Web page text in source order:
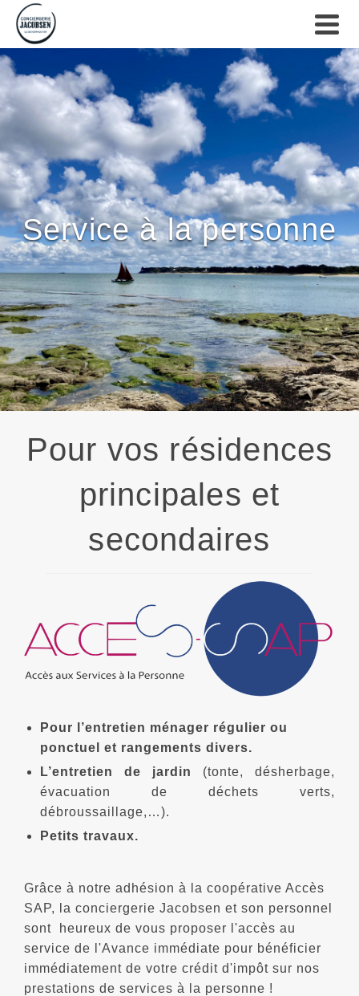
Service à la personne
Pour vos résidences
principales et
secondaires
Pour l’entretien ménager régulier ou
ponctuel et rangements divers.
L’entretien de jardin
(tonte, désherbage,
évacuation de déchets verts,
débroussaillage,…).
Petits travaux.
Grâce à notre adhésion à la coopérative Accès
SAP, la conciergerie Jacobsen et son personnel
sont heureux de vous proposer l'accès au
service de l'Avance immédiate pour bénéficier
immédiatement de votre crédit d'impôt sur nos
prestations de services à la personne !